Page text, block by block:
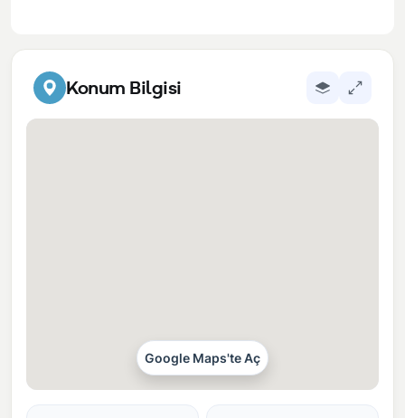
Konum Bilgisi
Google Maps'te Aç